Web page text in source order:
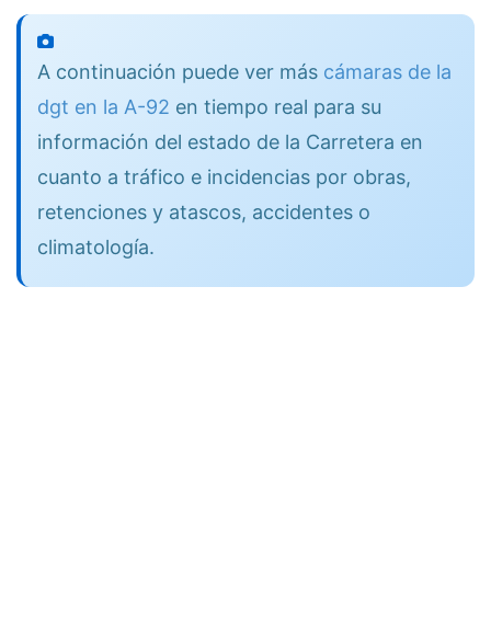
A continuación puede ver más cámaras de la
dgt en la A-92 en tiempo real para su
información del estado de la Carretera en
cuanto a tráfico e incidencias por obras,
retenciones y atascos, accidentes o
climatología.